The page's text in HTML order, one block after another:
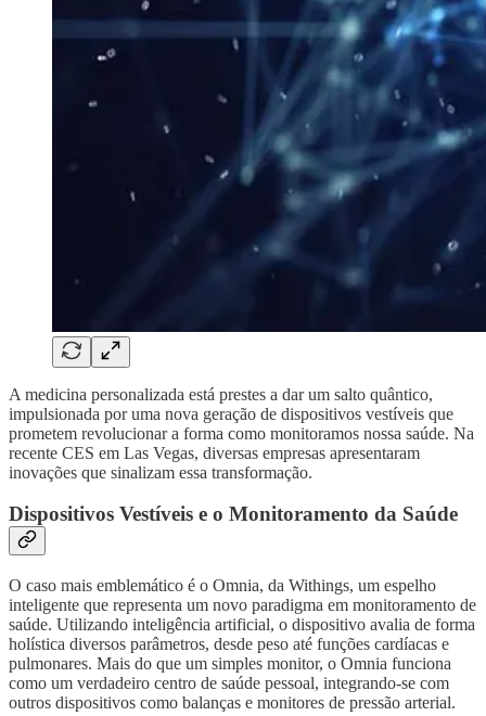
A medicina personalizada está prestes a dar um salto quântico,
impulsionada por uma nova geração de dispositivos vestíveis que
prometem revolucionar a forma como monitoramos nossa saúde. Na
recente CES em Las Vegas, diversas empresas apresentaram
inovações que sinalizam essa transformação.
Dispositivos Vestíveis e o Monitoramento da Saúde
O caso mais emblemático é o Omnia, da Withings, um espelho
inteligente que representa um novo paradigma em monitoramento de
saúde. Utilizando inteligência artificial, o dispositivo avalia de forma
holística diversos parâmetros, desde peso até funções cardíacas e
pulmonares. Mais do que um simples monitor, o Omnia funciona
como um verdadeiro centro de saúde pessoal, integrando-se com
outros dispositivos como balanças e monitores de pressão arterial.